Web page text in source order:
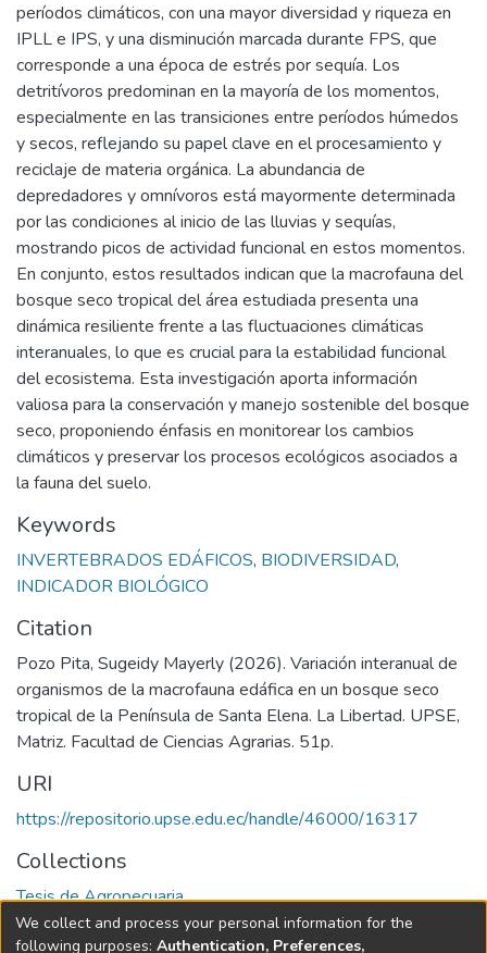
períodos climáticos, con una mayor diversidad y riqueza en
IPLL e IPS, y una disminución marcada durante FPS, que
corresponde a una época de estrés por sequía. Los
detritívoros predominan en la mayoría de los momentos,
especialmente en las transiciones entre períodos húmedos
y secos, reflejando su papel clave en el procesamiento y
reciclaje de materia orgánica. La abundancia de
depredadores y omnívoros está mayormente determinada
por las condiciones al inicio de las lluvias y sequías,
mostrando picos de actividad funcional en estos momentos.
En conjunto, estos resultados indican que la macrofauna del
bosque seco tropical del área estudiada presenta una
dinámica resiliente frente a las fluctuaciones climáticas
interanuales, lo que es crucial para la estabilidad funcional
del ecosistema. Esta investigación aporta información
valiosa para la conservación y manejo sostenible del bosque
seco, proponiendo énfasis en monitorear los cambios
climáticos y preservar los procesos ecológicos asociados a
la fauna del suelo.
Keywords
INVERTEBRADOS EDÁFICOS, BIODIVERSIDAD,
INDICADOR BIOLÓGICO
Citation
Pozo Pita, Sugeidy Mayerly (2026). Variación interanual de
organismos de la macrofauna edáfica en un bosque seco
tropical de la Península de Santa Elena. La Libertad. UPSE,
Matriz. Facultad de Ciencias Agrarias. 51p.
URI
https://repositorio.upse.edu.ec/handle/46000/16317
Collections
Tesis de Agropecuaria
Full item page
We collect and process your personal information for the
following purposes: Authentication, Preferences,